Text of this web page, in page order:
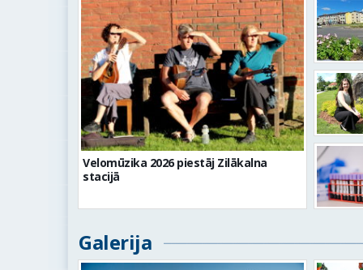
Velomūzika 2026 piestāj Zilākalna
stacijā
Galerija